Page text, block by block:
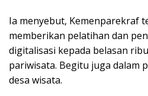
Ia menyebut, Kemenparekraf
memberikan pelatihan dan
digitalisasi kepada belasan
pariwisata. Begitu juga dalam
desa wisata.